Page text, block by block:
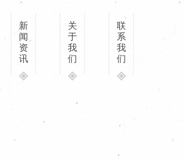
新
闻
资
讯
关
于
我
们
联
系
我
们